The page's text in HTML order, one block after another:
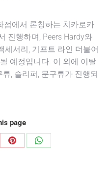
점에서 론칭하는 치카로카
진행하며, Peers Hardy와
세서리, 기프트 라인 더불어
예정입니다. 이 외에 이탈
, 슬리퍼, 문구류가 진행되
page
Share
Share